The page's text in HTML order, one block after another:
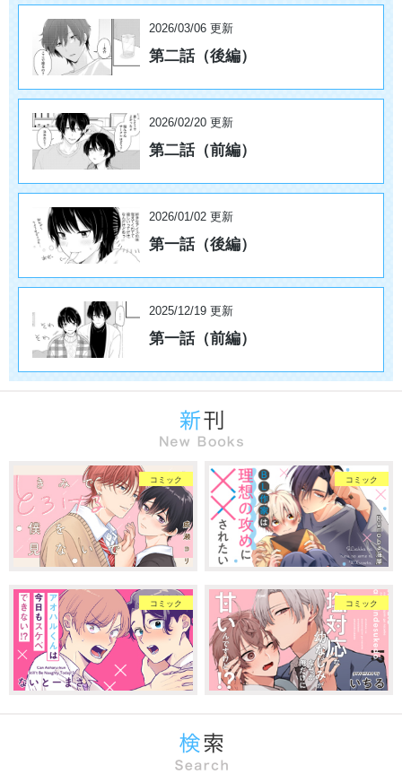
2026/03/06 更新
第二話（後編）
2026/02/20 更新
第二話（前編）
2026/01/02 更新
第一話（後編）
2025/12/19 更新
第一話（前編）
コミック コミック
コミック コミック